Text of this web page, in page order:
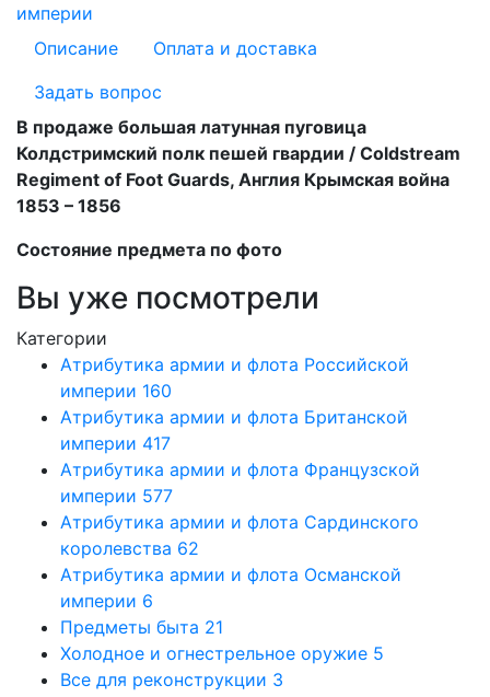
империи
Описание
Оплата и доставка
Задать вопрос
В продаже большая латунная пуговица
Колдстримский полк пешей гвардии / Coldstream
Regiment of Foot Guards, Англия Крымская война
1853 – 1856
Состояние предмета по фото
Вы уже посмотрели
Категории
Атрибутика армии и флота Российской
империи 160
Атрибутика армии и флота Британской
империи 417
Атрибутика армии и флота Французской
империи 577
Атрибутика армии и флота Сардинского
королевства 62
Атрибутика армии и флота Османской
империи 6
Предметы быта 21
Холодное и огнестрельное оружие 5
Все для реконструкции 3